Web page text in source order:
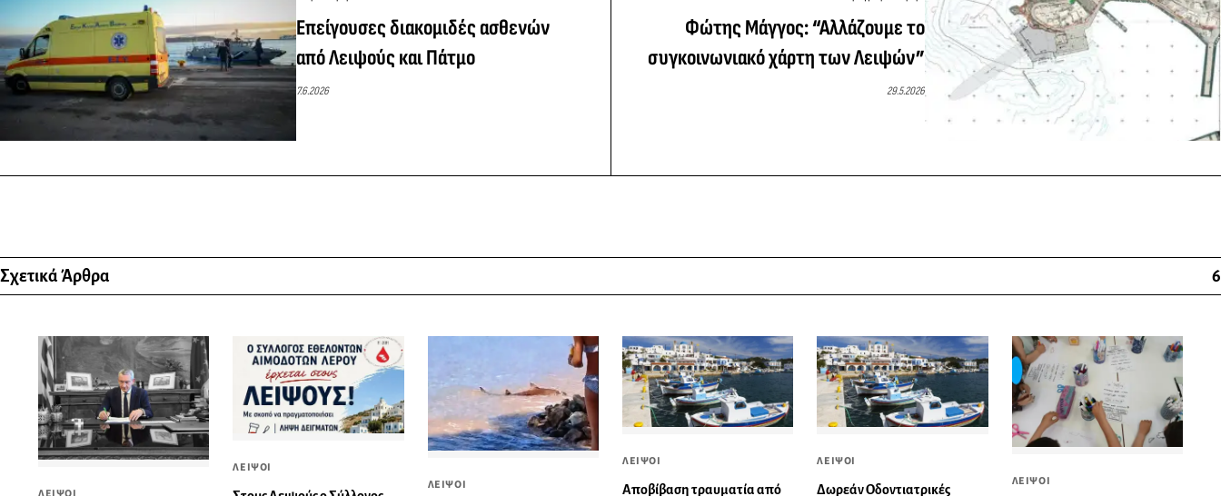
Επείγουσες διακομιδές ασθενών
από Λειψούς και Πάτμο
7.6.2026
Φώτης Μάγγος: “Αλλάζουμε το
συγκοινωνιακό χάρτη των Λειψών”
29.5.2026
Σχετικά Άρθρα 6
ΛΕΙΨΟΙ
ΛΕΙΨΟΙ
ΛΕΙΨΟΙ
Αποβίβαση τραυματία από
ΛΕΙΨΟΙ
Δωρεάν Οδοντιατρικές
ΛΕΙΨΟΙ